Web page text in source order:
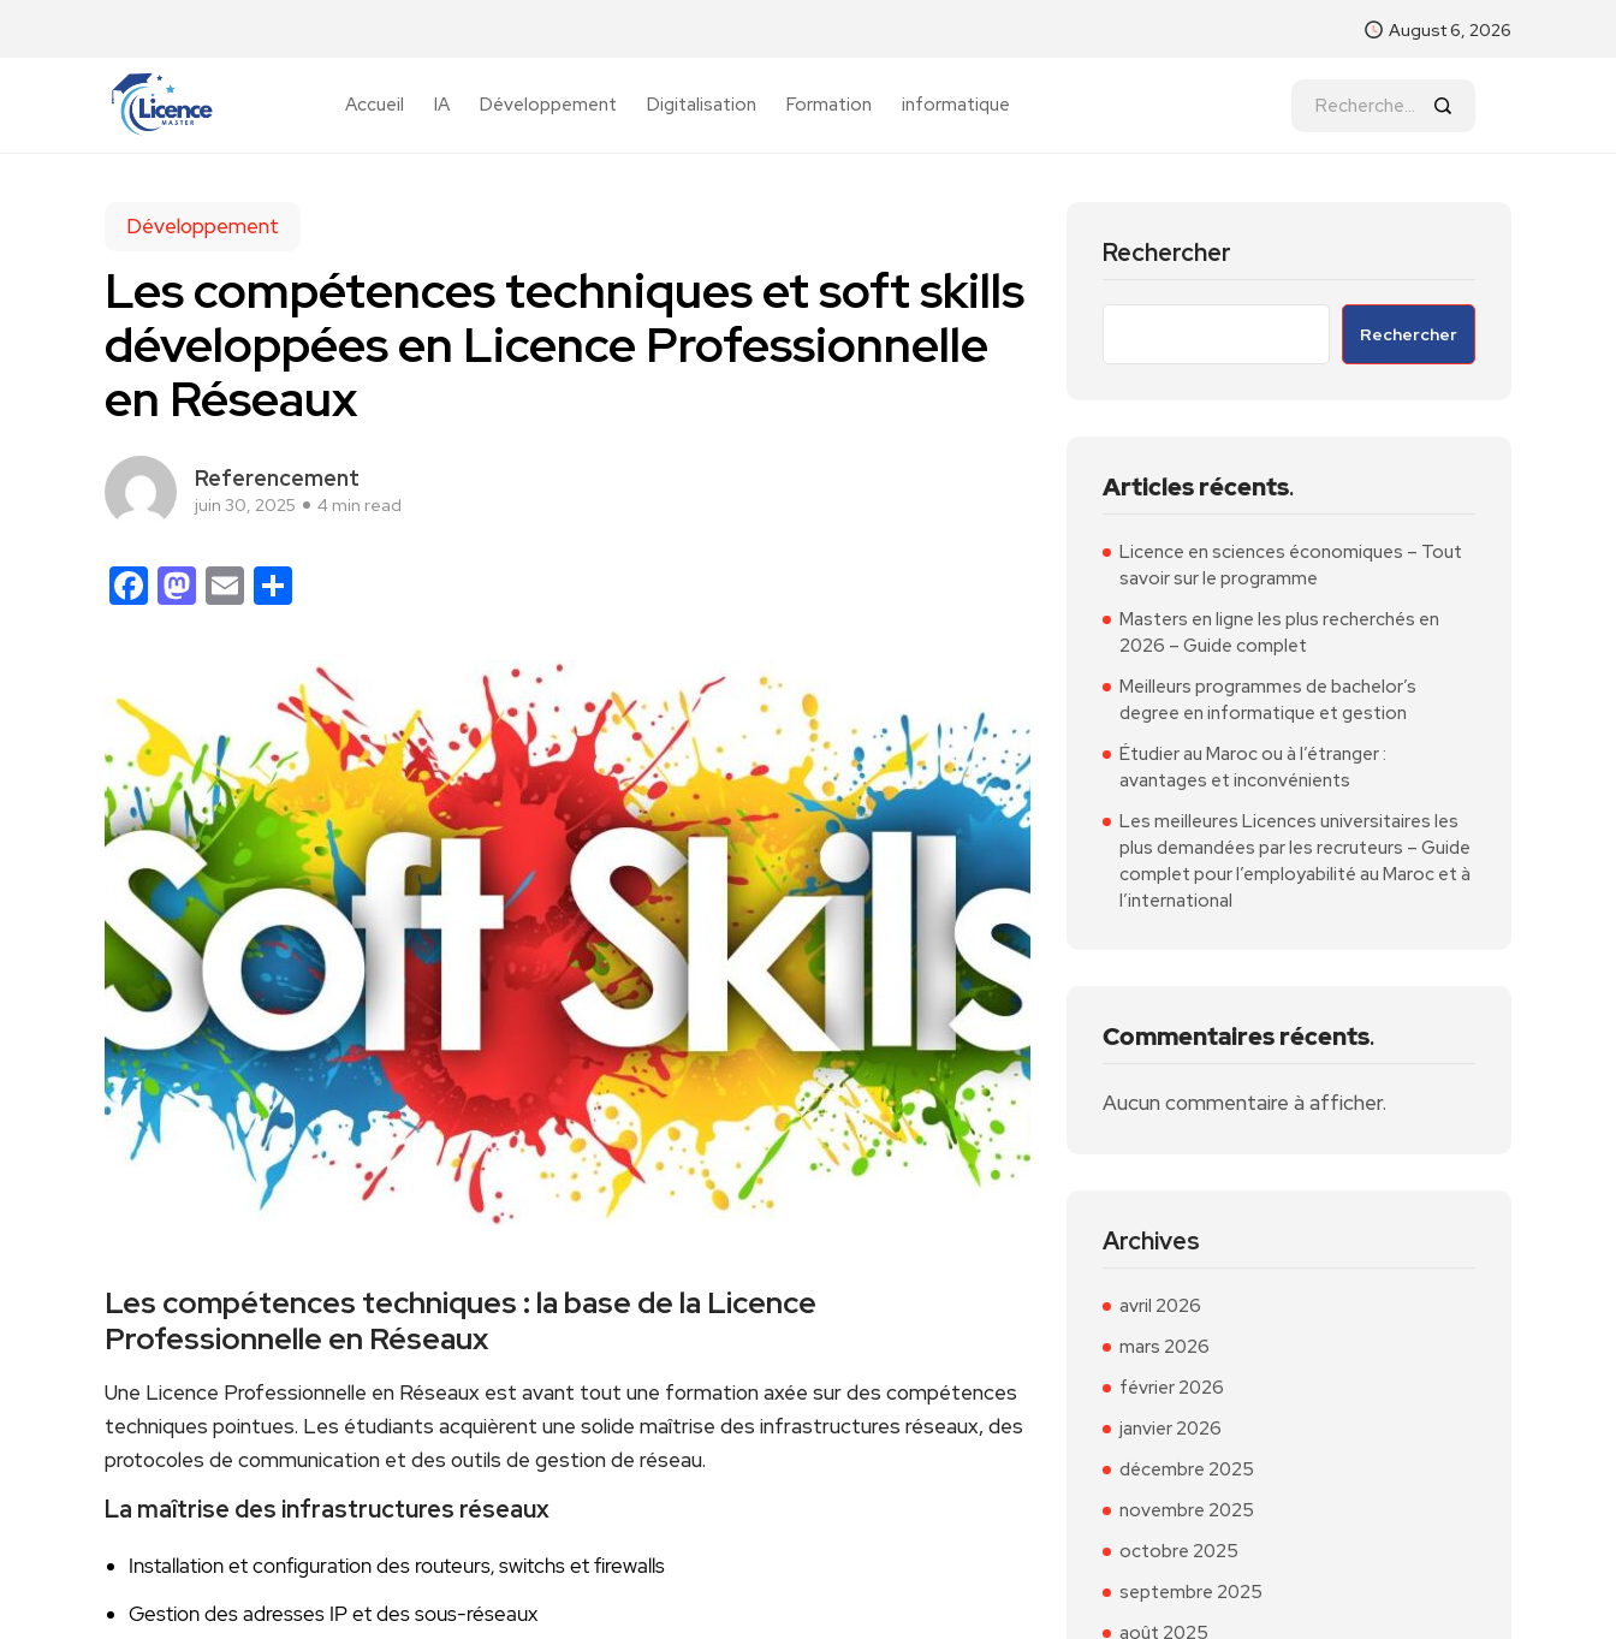
August 6, 2026
Accueil IA Développement Digitalisation Formation informatique
Développement
Les compétences techniques et soft skills
développées en Licence Professionnelle
en Réseaux
Referencement
juin 30, 2025 4 min read
Facebook
Mastodon
Email
Les compétences techniques : la base de la Licence
Professionnelle en Réseaux
Une Licence Professionnelle en Réseaux est avant tout une formation axée sur des compétences
techniques pointues. Les étudiants acquièrent une solide maîtrise des infrastructures réseaux, des
protocoles de communication et des outils de gestion de réseau.
La maîtrise des infrastructures réseaux
Installation et configuration des routeurs, switchs et firewalls
Gestion des adresses IP et des sous-réseaux
Rechercher
Rechercher
Articles récents.
Licence en sciences économiques – Tout
savoir sur le programme
Masters en ligne les plus recherchés en
2026 – Guide complet
Meilleurs programmes de bachelor’s
degree en informatique et gestion
Étudier au Maroc ou à l’étranger :
avantages et inconvénients
Les meilleures Licences universitaires les
plus demandées par les recruteurs – Guide
complet pour l’employabilité au Maroc et à
l’international
Commentaires récents.
Aucun commentaire à afficher.
Archives
avril 2026
mars 2026
février 2026
janvier 2026
décembre 2025
novembre 2025
octobre 2025
septembre 2025
août 2025